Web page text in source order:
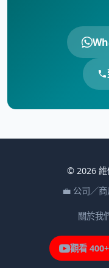
© 2026 維
💼 公司／商
關於我
觀看